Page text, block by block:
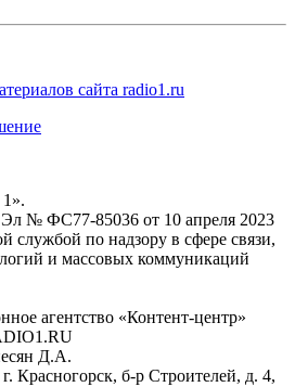
сайта radio1.ru
№ ФС77-85036 от 10 апреля 2023
службой по надзору в сфере связи,
и массовых коммуникаций
агентство «Контент-центр»
Д.А.
Красногорск, б-р Строителей, д. 4,